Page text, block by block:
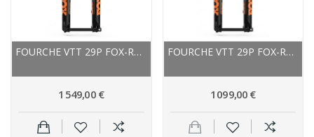
FOURCHE VTT 29P FOX-RACING-SHOX 2023 34 FLOAT...
1 549,00 €
FOURCHE VTT 29P FOX-RACING-SHOX 2024 34 FLOAT...
1 099,00 €